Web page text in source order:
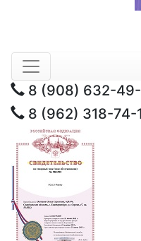
8 (908) 632-
8 (962) 318-74-